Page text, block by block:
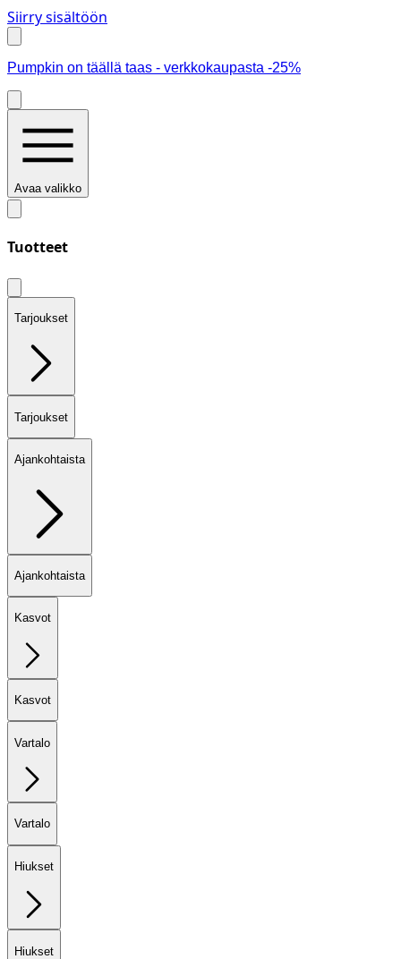
Siirry sisältöön
Pumpkin on täällä taas - verkkokaupasta -25%
Avaa valikko
Tuotteet
Tarjoukset
Tarjoukset
Ajankohtaista
Ajankohtaista
Kasvot
Kasvot
Vartalo
Vartalo
Hiukset
Hiukset